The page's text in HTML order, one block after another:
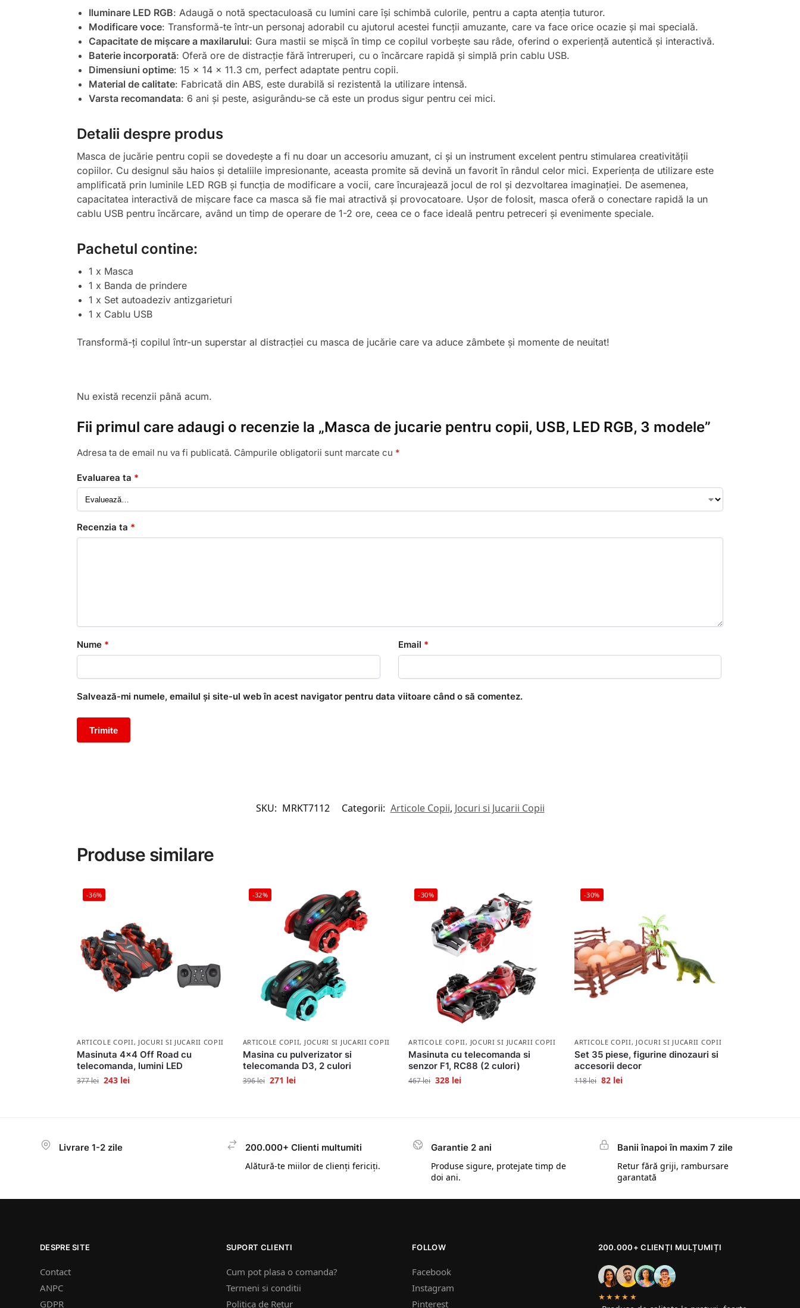
Iluminare LED RGB: Adaugă o notă spectaculoasă cu lumini care își schimbă culorile, pentru a capta atenția tuturor.
Modificare voce: Transformă-te într-un personaj adorabil cu ajutorul acestei funcții amuzante, care va face orice ocazie și mai specială.
Capacitate de mișcare a maxilarului: Gura mastii se mișcă în timp ce copilul vorbește sau râde, oferind o experiență autentică și interactivă.
Baterie incorporată: Oferă ore de distracție fără întreruperi, cu o încărcare rapidă și simplă prin cablu USB.
Dimensiuni optime: 15 x 14 x 11.3 cm, perfect adaptate pentru copii.
Material de calitate: Fabricată din ABS, este durabilă si rezistentă la utilizare intensă.
Varsta recomandata: 6 ani și peste, asigurându-se că este un produs sigur pentru cei mici.
Detalii despre produs
Masca de jucărie pentru copii se dovedește a fi nu doar un accesoriu amuzant, ci și un instrument excelent pentru stimularea creativității
copiilor. Cu designul său haios și detaliile impresionante, aceasta promite să devină un favorit în rândul celor mici. Experiența de utilizare este
amplificată prin luminile LED RGB și funcția de modificare a vocii, care încurajează jocul de rol și dezvoltarea imaginației. De asemenea,
capacitatea interactivă de mișcare face ca masca să fie mai atractivă și provocatoare. Ușor de folosit, masca oferă o conectare rapidă la un
cablu USB pentru încărcare, având un timp de operare de 1-2 ore, ceea ce o face ideală pentru petreceri și evenimente speciale.
Pachetul contine:
1 x Masca
1 x Banda de prindere
1 x Set autoadeziv antizgarieturi
1 x Cablu USB
Transformă-ți copilul într-un superstar al distracției cu masca de jucărie care va aduce zâmbete și momente de neuitat!
Nu există recenzii până acum.
Fii primul care adaugi o recenzie la „Masca de jucarie pentru copii, USB, LED RGB, 3 modele”
Adresa ta de email nu va fi publicată. Câmpurile obligatorii sunt marcate cu *
Evaluarea ta *
Recenzia ta *
Nume * Email *
Salvează-mi numele, emailul și site-ul web în acest navigator pentru data viitoare când o să comentez.
SKU: MRKT7112 Categorii: Articole Copii, Jocuri si Jucarii Copii
Produse similare
-36%
ARTICOLE COPII, JOCURI SI JUCARII COPII
Masinuta 4×4 Off Road cu
telecomanda, lumini LED
377lei 243 lei
-32%
ARTICOLE COPII, JOCURI SI JUCARII COPII
Masina cu pulverizator si
telecomanda D3, 2 culori
396lei 271 lei
-30%
ARTICOLE COPII, JOCURI SI JUCARII COPII
Masinuta cu telecomanda si
senzor F1, RC88 (2 culori)
467lei 328 lei
-30%
ARTICOLE COPII, JOCURI SI JUCARII COPII
Set 35 piese, figurine dinozauri si
accesorii decor
118lei 82 lei
Livrare 1-2 zile
200.000+ Clienti multumiti
Alătură-te miilor de clienți fericiți.
Garantie 2 ani
Produse sigure, protejate timp de
doi ani.
Banii înapoi în maxim 7 zile
Retur fără griji, rambursare
garantată
DESPRE SITE
Contact
ANPC
GDPR
SUPORT CLIENTI
Cum pot plasa o comanda?
Termeni si conditii
Politica de Retur
FOLLOW
Facebook
Instagram
Pinterest
200.000+ CLIENȚI MULȚUMIȚI
★★★★★